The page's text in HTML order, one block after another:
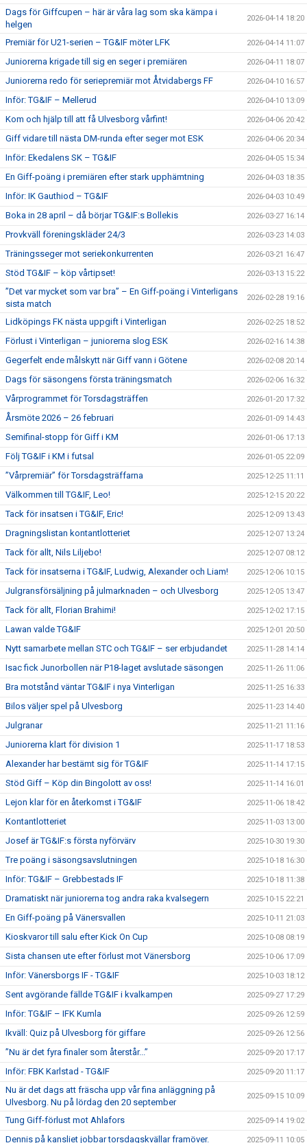
Dags för Giffcupen – här är våra lag som ska kämpa i
helgen
2026-04-14 18:20
Premiär för U21-serien – TG&IF möter LFK 2026-04-14 11:07
Juniorerna krigade till sig en seger i premiären 2026-04-11 18:07
Juniorerna redo för seriepremiär mot Åtvidabergs FF 2026-04-10 16:57
Inför: TG&IF – Mellerud 2026-04-10 13:09
Kom och hjälp till att få Ulvesborg vårfint! 2026-04-06 20:42
Giff vidare till nästa DM-runda efter seger mot ESK 2026-04-06 20:34
Inför: Ekedalens SK – TG&IF 2026-04-05 15:34
En Giff-poäng i premiären efter stark upphämtning 2026-04-03 18:35
Inför: IK Gauthiod – TG&IF 2026-04-03 10:49
Boka in 28 april – då börjar TG&IF:s Bollekis 2026-03-27 16:14
Provkväll föreningskläder 24/3 2026-03-23 14:03
Träningsseger mot seriekonkurrenten 2026-03-21 16:47
Stöd TG&IF – köp vårtipset! 2026-03-13 15:22
”Det var mycket som var bra” – En Giff-poäng i Vinterligans
sista match
2026-02-28 19:16
Lidköpings FK nästa uppgift i Vinterligan 2026-02-25 18:52
Förlust i Vinterligan – juniorerna slog ESK 2026-02-16 14:38
Gegerfelt ende målskytt när Giff vann i Götene 2026-02-08 20:14
Dags för säsongens första träningsmatch 2026-02-06 16:32
Vårprogrammet för Torsdagsträffen 2026-01-20 17:32
Årsmöte 2026 – 26 februari 2026-01-09 14:43
Semifinal-stopp för Giff i KM 2026-01-06 17:13
Följ TG&IF i KM i futsal 2026-01-05 22:09
”Vårpremiär” för Torsdagsträffarna 2025-12-25 11:11
Välkommen till TG&IF, Leo! 2025-12-15 20:22
Tack för insatsen i TG&IF, Eric! 2025-12-09 13:43
Dragningslistan kontantlotteriet 2025-12-07 13:24
Tack för allt, Nils Liljebo! 2025-12-07 08:12
Tack för insatserna i TG&IF, Ludwig, Alexander och Liam! 2025-12-06 10:15
Julgransförsäljning på julmarknaden – och Ulvesborg 2025-12-05 13:47
Tack för allt, Florian Brahimi! 2025-12-02 17:15
Lawan valde TG&IF 2025-12-01 20:50
Nytt samarbete mellan STC och TG&IF – ser erbjudandet 2025-11-28 14:14
Isac fick Junorbollen när P18-laget avslutade säsongen 2025-11-26 11:06
Bra motstånd väntar TG&IF i nya Vinterligan 2025-11-25 16:33
Bilos väljer spel på Ulvesborg 2025-11-23 14:40
Julgranar 2025-11-21 11:16
Juniorerna klart för division 1 2025-11-17 18:53
Alexander har bestämt sig för TG&IF 2025-11-14 17:15
Stöd Giff – Köp din Bingolott av oss! 2025-11-14 16:01
Lejon klar för en återkomst i TG&IF 2025-11-06 18:42
Kontantlotteriet 2025-11-03 13:00
Josef är TG&IF:s första nyförvärv 2025-10-30 19:30
Tre poäng i säsongsavslutningen 2025-10-18 16:30
Inför: TG&IF – Grebbestads IF 2025-10-18 11:38
Dramatiskt när juniorerna tog andra raka kvalsegern 2025-10-15 22:21
En Giff-poäng på Vänersvallen 2025-10-11 21:03
Kioskvaror till salu efter Kick On Cup 2025-10-08 08:19
Sista chansen ute efter förlust mot Vänersborg 2025-10-06 17:09
Inför: Vänersborgs IF - TG&IF 2025-10-03 18:12
Sent avgörande fällde TG&IF i kvalkampen 2025-09-27 17:29
Inför: TG&IF – IFK Kumla 2025-09-26 12:59
Ikväll: Quiz på Ulvesborg för giffare 2025-09-26 12:56
”Nu är det fyra finaler som återstår...” 2025-09-20 17:17
Inför: FBK Karlstad - TG&IF 2025-09-20 11:17
Nu är det dags att fräscha upp vår fina anläggning på
Ulvesborg. Nu på lördag den 20 september
2025-09-15 10:09
Tung Giff-förlust mot Ahlafors 2025-09-14 19:02
Dennis på kansliet jobbar torsdagskvällar framöver. 2025-09-11 10:05